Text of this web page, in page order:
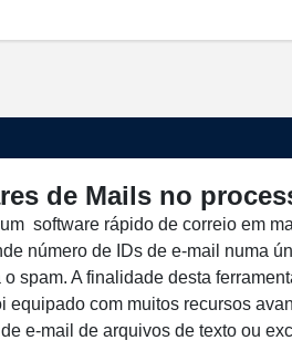
de Mails no
software rápido de correio em
número de IDs de e-mail numa
spam. A finalidade desta
equipado com muitos recursos
e-mail de arquivos de texto ou